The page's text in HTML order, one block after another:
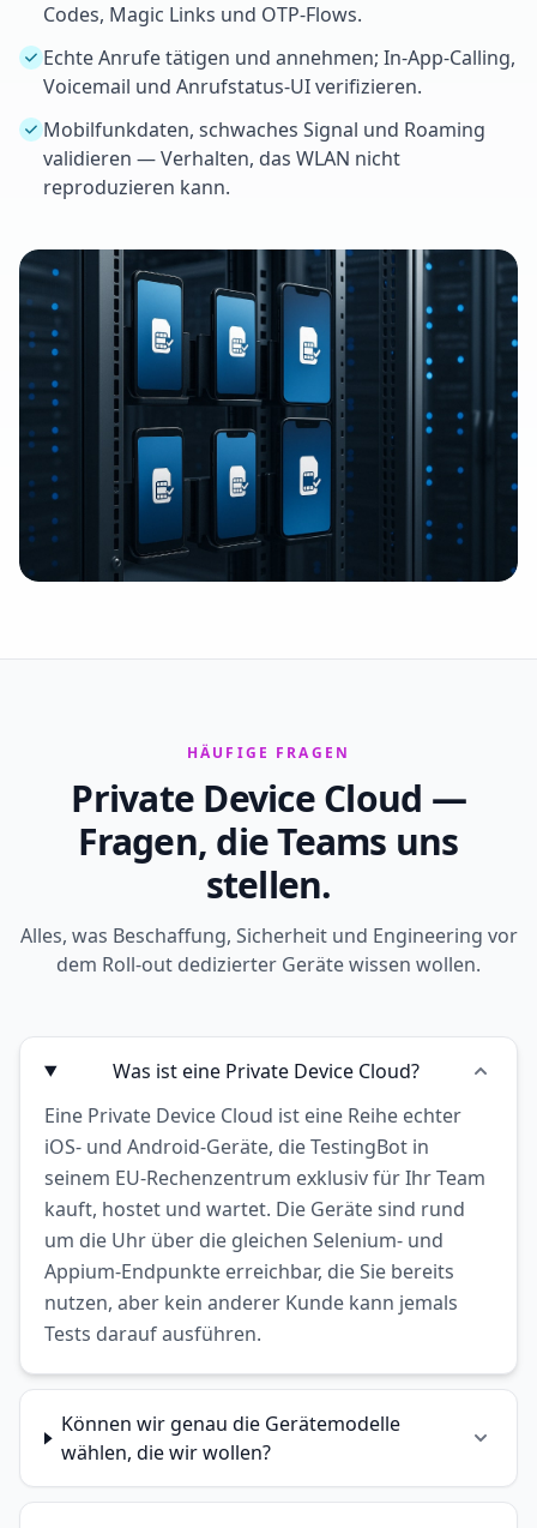
Codes, Magic Links und OTP-Flows.
Echte Anrufe tätigen und annehmen; In-App-Calling,
Voicemail und Anrufstatus-UI verifizieren.
Mobilfunkdaten, schwaches Signal und Roaming
validieren — Verhalten, das WLAN nicht
reproduzieren kann.
HÄUFIGE FRAGEN
Private Device Cloud —
Fragen, die Teams uns
stellen.
Alles, was Beschaffung, Sicherheit und Engineering vor
dem Roll-out dedizierter Geräte wissen wollen.
Was ist eine Private Device Cloud?
Eine Private Device Cloud ist eine Reihe echter
iOS- und Android-Geräte, die TestingBot in
seinem EU-Rechenzentrum exklusiv für Ihr Team
kauft, hostet und wartet. Die Geräte sind rund
um die Uhr über die gleichen Selenium- und
Appium-Endpunkte erreichbar, die Sie bereits
nutzen, aber kein anderer Kunde kann jemals
Tests darauf ausführen.
Können wir genau die Gerätemodelle
wählen, die wir wollen?